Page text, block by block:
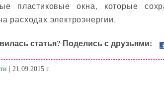
пластиковые окна, которые
расходах электроэнергии.
статья? Поделись с друзьями:
| 21.09.2015 г.